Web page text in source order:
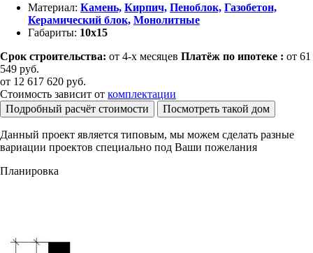
Материал: Камень, Кирпич, Пеноблок, Газобетон,
Керамический блок, Монолитные
Габариты: 10х15
Срок строительства: от 4-х месяцев Платёж по ипотеке : от 61
549 руб.
от 12 617 620 руб.
Стоимость зависит от комплектации
Подробный расчёт стоимости
Посмотреть такой дом
Данный проект является типовым, мы можем сделать разные
вариации проектов специально под Ваши пожелания
Планировка